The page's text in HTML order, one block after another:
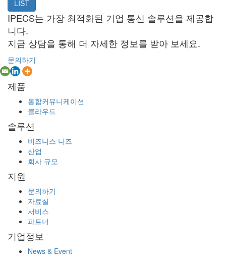
LIST
IPECS는 가장 최적화된 기업 통신 솔루션을 제공합
니다.
지금 상담을 통해 더 자세한 정보를 받아 보세요.
문의하기
제품
통합커뮤니케이션
클라우드
솔루션
비즈니스 니즈
산업
회사 규모
지원
문의하기
자료실
서비스
파트너
기업정보
News & Event